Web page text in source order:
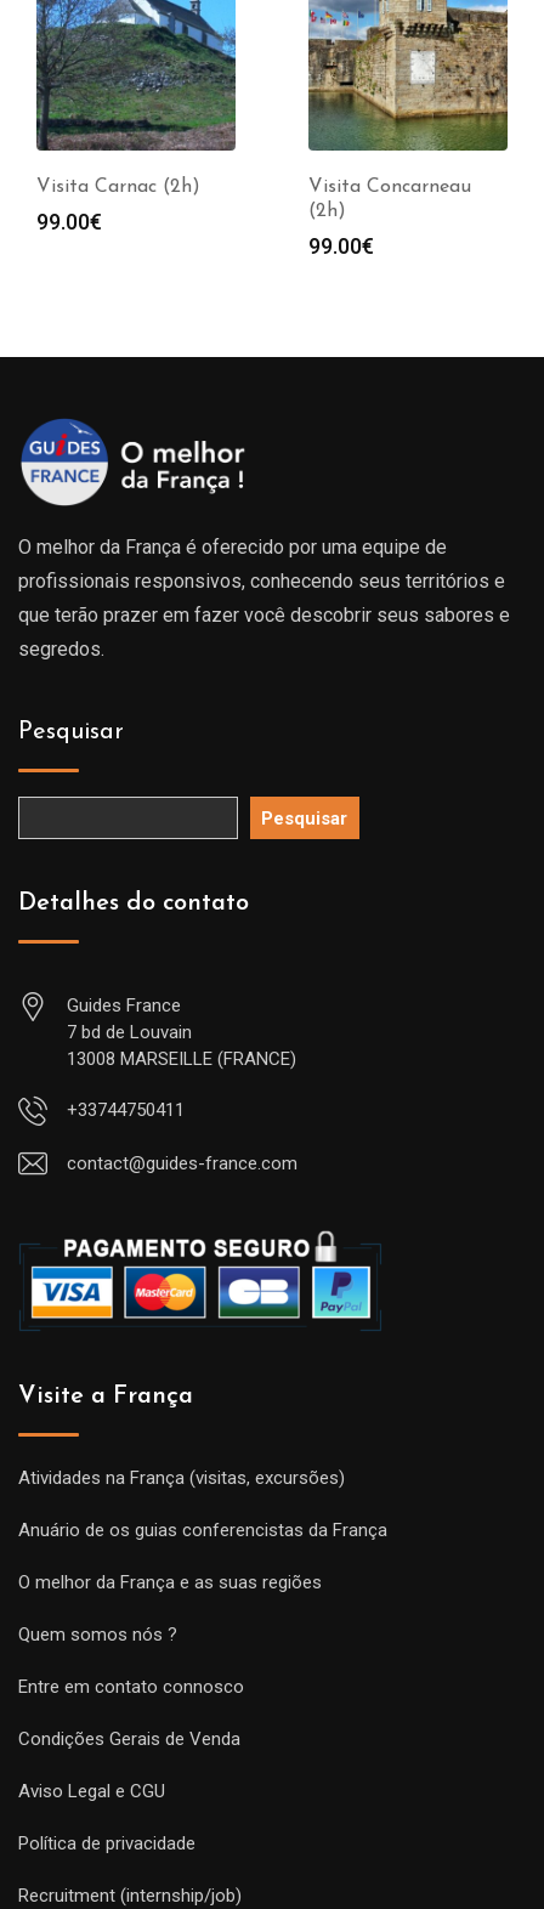
Visita Carnac (2h)
99.00€
Visita Concarneau
(2h)
99.00€
O melhor da França é oferecido por uma equipe de
profissionais responsivos, conhecendo seus territórios e
que terão prazer em fazer você descobrir seus sabores e
segredos.
Pesquisar
Pesquisar
Detalhes do contato
Guides France
7 bd de Louvain
13008 MARSEILLE (FRANCE)
+33744750411
contact@guides-france.com
Visite a França
Atividades na França (visitas, excursões)
Anuário de os guias conferencistas da França
O melhor da França e as suas regiões
Quem somos nós ?
Entre em contato connosco
Condições Gerais de Venda
Aviso Legal e CGU
Política de privacidade
Recruitment (internship/job)